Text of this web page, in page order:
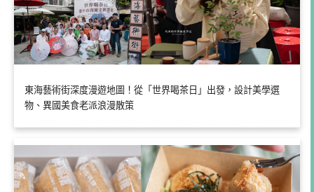
東海藝術街深度漫遊地圖！從「世界喝茶日」出發，設計美學選
物、異國美食老派浪漫散策